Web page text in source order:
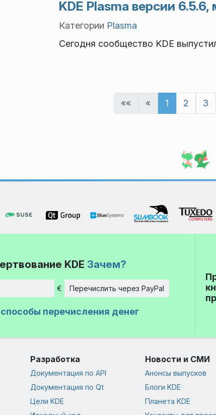
KDE Plasma версии
Категории Plasma
Сегодня сообщество KDE
«« « 1 2 3
KDE Зачем?
Сумма
€ Перечислить через PayPal
перечисления денег
Разработка
Документация по API
Документация по Qt
Цели KDE
Новости и СМИ
Анонсы выпусков
Блоги KDE
Планета KDE